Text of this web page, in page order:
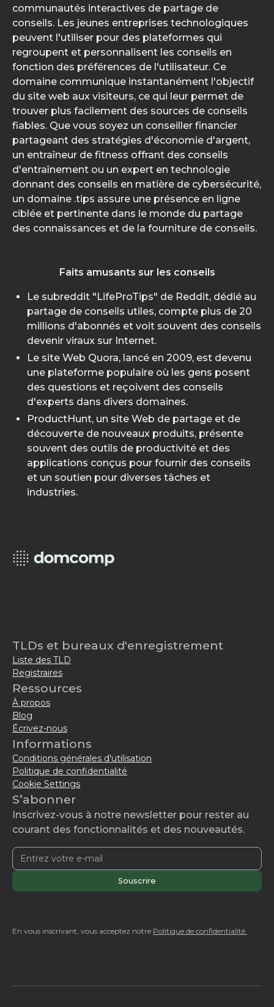
communautés interactives de partage de
conseils. Les jeunes entreprises technologiques
peuvent l'utiliser pour des plateformes qui
regroupent et personnalisent les conseils en
fonction des préférences de l'utilisateur. Ce
domaine communique instantanément l'objectif
du site web aux visiteurs, ce qui leur permet de
trouver plus facilement des sources de conseils
fiables. Que vous soyez un conseiller financier
partageant des stratégies d'économie d'argent,
un entraîneur de fitness offrant des conseils
d'entraînement ou un expert en technologie
donnant des conseils en matière de cybersécurité,
un domaine .tips assure une présence en ligne
ciblée et pertinente dans le monde du partage
des connaissances et de la fourniture de conseils.
Faits amusants sur les conseils
Le subreddit "LifeProTips" de Reddit, dédié au
partage de conseils utiles, compte plus de 20
millions d'abonnés et voit souvent des conseils
devenir viraux sur Internet.
Le site Web Quora, lancé en 2009, est devenu
une plateforme populaire où les gens posent
des questions et reçoivent des conseils
d'experts dans divers domaines.
ProductHunt, un site Web de partage et de
découverte de nouveaux produits, présente
souvent des outils de productivité et des
applications conçus pour fournir des conseils
et un soutien pour diverses tâches et
industries.
TLDs et bureaux d'enregistrement
Liste des TLD
Registraires
Ressources
À propos
Blog
Écrivez-nous
Informations
Conditions générales d'utilisation
Politique de confidentialité
Cookie Settings
S’abonner
Inscrivez-vous à notre newsletter pour rester au
courant des fonctionnalités et des nouveautés.
En vous inscrivant, vous acceptez notre Politique de confidentialité.